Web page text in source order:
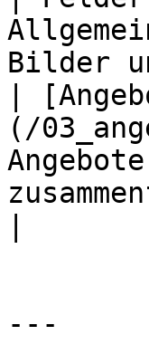
Bilder
|
(/
---